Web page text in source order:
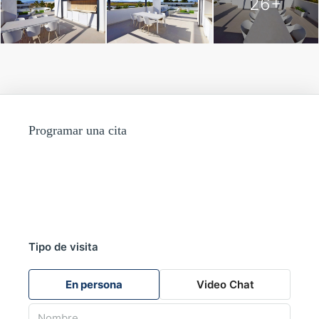
Programar una cita
Tipo de visita
En persona Video Chat